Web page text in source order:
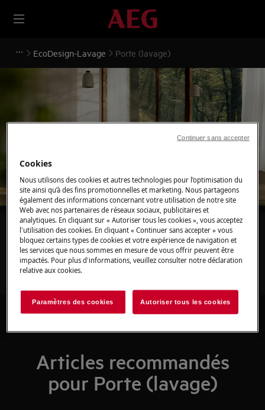
EcoDesign-Lavage Porte (lavage)
Support pour Porte (lavage)
Recherchez parmi nos articles d'assistance
Articles recommandés
pour Porte (lavage)
Cookies
Nous utilisons des cookies et autres technologies pour l’optimisation du
site ainsi qu’à des fins promotionnelles et marketing. Nous partageons
également des informations concernant votre utilisation de notre site
Web avec nos partenaires de réseaux sociaux, publicitaires et
analytiques. En cliquant sur « Autoriser tous les cookies », vous acceptez
l'utilisation des cookies. En cliquant « Continuer sans accepter » vous
bloquez certains types de cookies et votre expérience de navigation et
les services que nous sommes en mesure de vous offrir peuvent être
impactés. Pour plus d'informations, veuillez consulter notre déclaration
relative aux cookies.
Paramètres des cookies Autoriser tous les cookies
Continuer sans accepter